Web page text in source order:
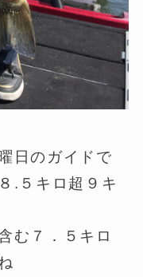
日のガイドで
.５キロ超９キ
む７．５キロ